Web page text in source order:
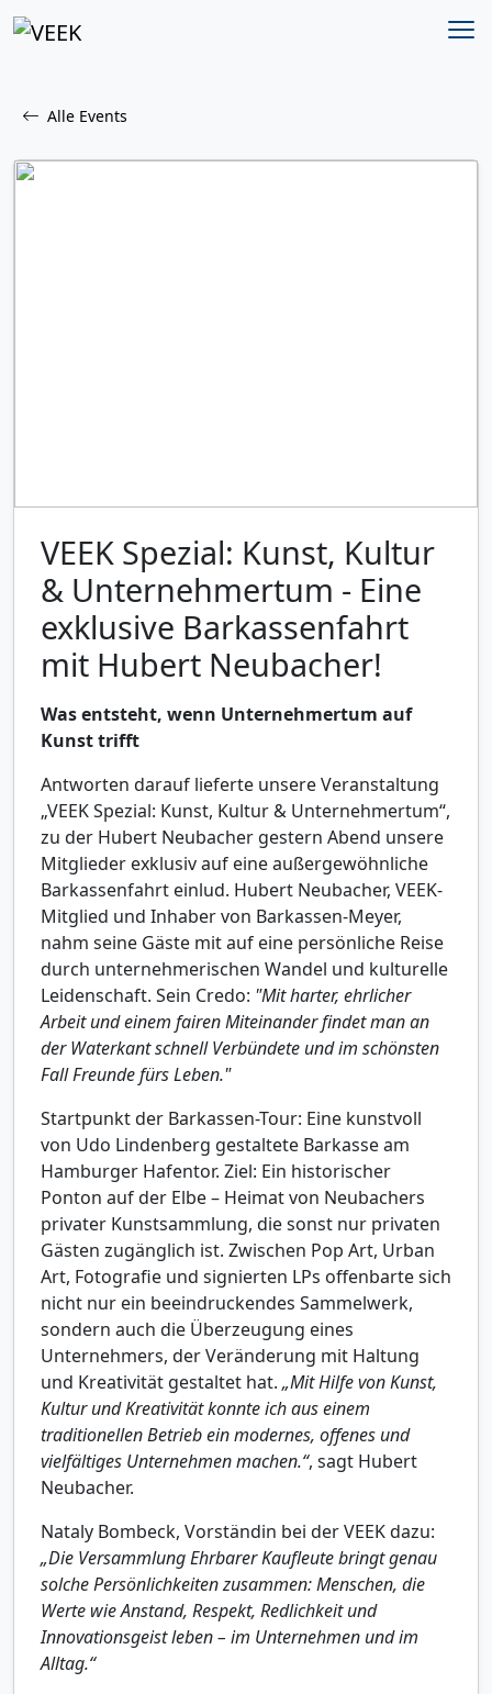
Alle Events
VEEK Spezial: Kunst, Kultur
& Unternehmertum - Eine
exklusive Barkassenfahrt
mit Hubert Neubacher!
Was entsteht, wenn Unternehmertum auf
Kunst trifft
Antworten darauf lieferte unsere Veranstaltung
„VEEK Spezial: Kunst, Kultur & Unternehmertum“,
zu der Hubert Neubacher gestern Abend unsere
Mitglieder exklusiv auf eine außergewöhnliche
Barkassenfahrt einlud. Hubert Neubacher, VEEK-
Mitglied und Inhaber von Barkassen-Meyer,
nahm seine Gäste mit auf eine persönliche Reise
durch unternehmerischen Wandel und kulturelle
Leidenschaft. Sein Credo: "Mit harter, ehrlicher
Arbeit und einem fairen Miteinander findet man an
der Waterkant schnell Verbündete und im schönsten
Fall Freunde fürs Leben."
Startpunkt der Barkassen-Tour: Eine kunstvoll
von Udo Lindenberg gestaltete Barkasse am
Hamburger Hafentor. Ziel: Ein historischer
Ponton auf der Elbe – Heimat von Neubachers
privater Kunstsammlung, die sonst nur privaten
Gästen zugänglich ist. Zwischen Pop Art, Urban
Art, Fotografie und signierten LPs offenbarte sich
nicht nur ein beeindruckendes Sammelwerk,
sondern auch die Überzeugung eines
Unternehmers, der Veränderung mit Haltung
und Kreativität gestaltet hat. „Mit Hilfe von Kunst,
Kultur und Kreativität konnte ich aus einem
traditionellen Betrieb ein modernes, offenes und
vielfältiges Unternehmen machen.“, sagt Hubert
Neubacher.
Nataly Bombeck, Vorständin bei der VEEK dazu:
„Die Versammlung Ehrbarer Kaufleute bringt genau
solche Persönlichkeiten zusammen: Menschen, die
Werte wie Anstand, Respekt, Redlichkeit und
Innovationsgeist leben – im Unternehmen und im
Alltag.“